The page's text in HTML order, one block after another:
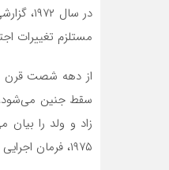
در سال
مستلزم تغییرات
از دهه شصت قرن
زاد و ولد را
۱۹۷۵، فرمان اجرایی رئیس جمهور وقت جرالد فورد NSSM-200 راهنمای سیاست خارجی ایالات متحده شد.